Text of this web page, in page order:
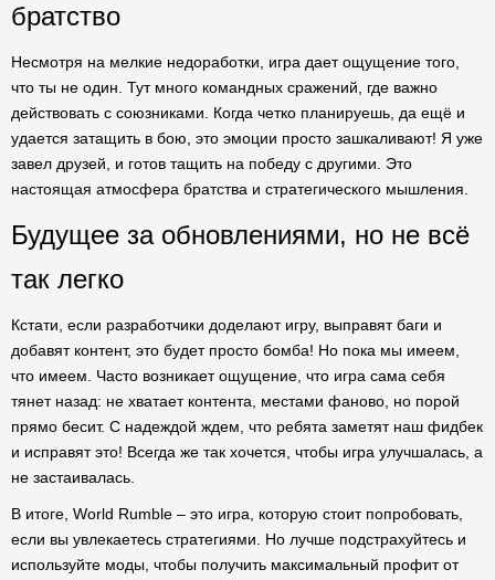
братство
Несмотря на мелкие недоработки, игра дает ощущение того,
что ты не один. Тут много командных сражений, где важно
действовать с союзниками. Когда четко планируешь, да ещё и
удается затащить в бою, это эмоции просто зашкаливают! Я уже
завел друзей, и готов тащить на победу с другими. Это
настоящая атмосфера братства и стратегического мышления.
Будущее за обновлениями, но не всё
так легко
Кстати, если разработчики доделают игру, выправят баги и
добавят контент, это будет просто бомба! Но пока мы имеем,
что имеем. Часто возникает ощущение, что игра сама себя
тянет назад: не хватает контента, местами фаново, но порой
прямо бесит. С надеждой ждем, что ребята заметят наш фидбек
и исправят это! Всегда же так хочется, чтобы игра улучшалась, а
не застаивалась.
В итоге, World Rumble – это игра, которую стоит попробовать,
если вы увлекаетесь стратегиями. Но лучше подстрахуйтесь и
используйте моды, чтобы получить максимальный профит от